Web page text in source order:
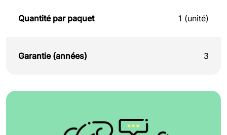
Quantité par paquet 1 (unité)
Garantie (années) 3